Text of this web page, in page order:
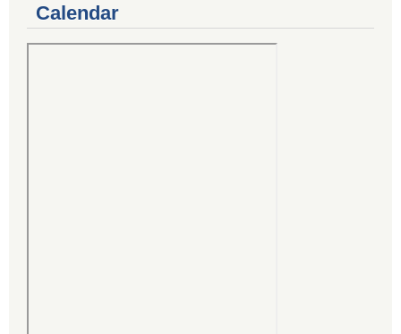
Calendar